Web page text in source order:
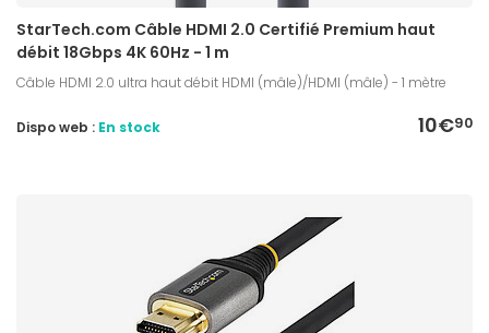
StarTech.com Câble HDMI 2.0 Certifié Premium haut
débit 18Gbps 4K 60Hz - 1 m
Câble HDMI 2.0 ultra haut débit HDMI (mâle)/HDMI (mâle) - 1 mètre
10€90
Dispo web : En stock